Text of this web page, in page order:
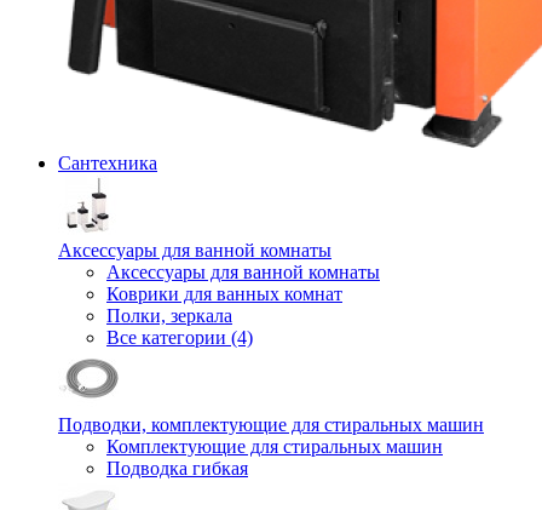
Сантехника
Аксессуары для ванной комнаты
Аксессуары для ванной комнаты
Коврики для ванных комнат
Полки, зеркала
Все категории (4)
Подводки, комплектующие для стиральных машин
Комплектующие для стиральных машин
Подводка гибкая